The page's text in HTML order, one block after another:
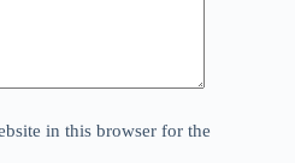
in this browser for the